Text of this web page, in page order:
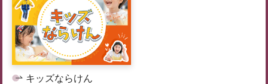
キッズならけん